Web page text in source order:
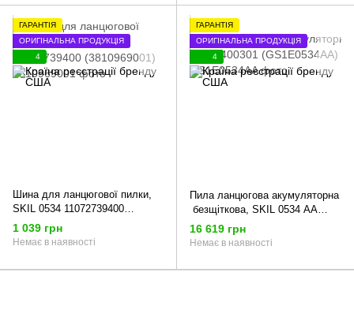
ГАРАНТІЯ
ОРИГІНАЛЬНА ПРОДУКЦІЯ
4
Шина для ланцюгової пилки,
SKIL 0534 11072739400
(3810969001)
1 039 грн
Немає в наявності
ГАРАНТІЯ
ОРИГІНАЛЬНА ПРОДУКЦІЯ
4
Пила ланцюгова акумуляторна
безщіткова, SKIL 0534 AA
11073400301 (GS1E0534AA)
16 619 грн
Немає в наявності